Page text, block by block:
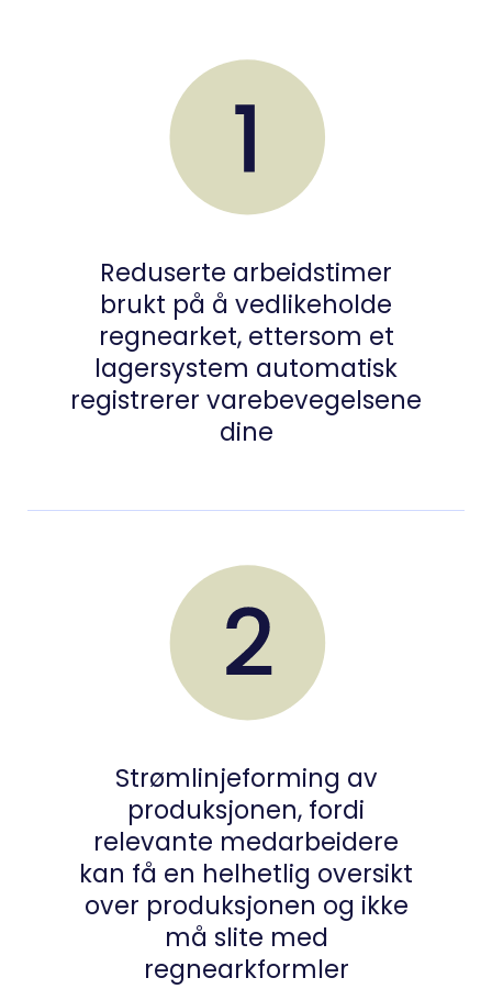
Reduserte arbeidstimer
brukt på å vedlikeholde
regnearket, ettersom et
lagersystem automatisk
registrerer varebevegelsene
dine
Strømlinjeforming av
produksjonen, fordi
relevante medarbeidere
kan få en helhetlig oversikt
over produksjonen og ikke
må slite med
regnearkformler